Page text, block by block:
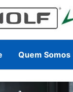
Quem Somos